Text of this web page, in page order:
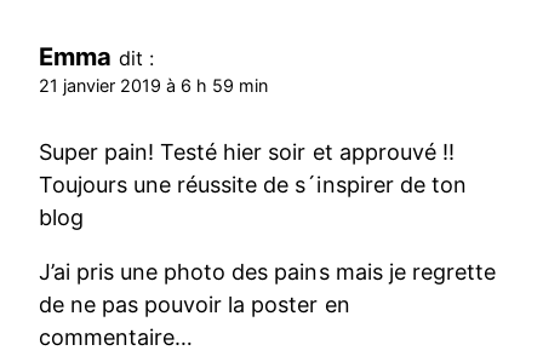
Emma dit :
21 janvier 2019 à 6 h 59 min
Super pain! Testé hier soir et approuvé !!
Toujours une réussite de s´inspirer de ton
blog
J’ai pris une photo des pains mais je regrette
de ne pas pouvoir la poster en
commentaire…